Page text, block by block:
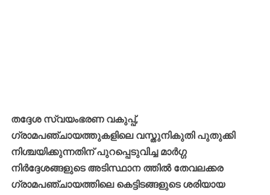
തദ്ദേശ സ്വയംഭരണ വകുപ്പ്,
ഗ്രാമപഞ്ചായത്തുകളിലെ വസ്തുനികുതി പുതുക്കി
നിശ്ചയിക്കുന്നതിന് പുറപ്പെടുവിച്ച മാർഗ്ഗ
നിർദ്ദേശങ്ങളുടെ അടിസ്ഥാന ത്തിൽ തേവലക്കര
ഗ്രാമപഞ്ചായത്തിലെ കെട്ടിടങ്ങളുടെ ശരിയായ